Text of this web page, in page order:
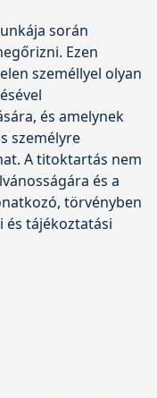
során
Ezen
személlyel olyan
és amelynek
személyre
A titoktartás nem
és a
törvényben
tájékoztatási